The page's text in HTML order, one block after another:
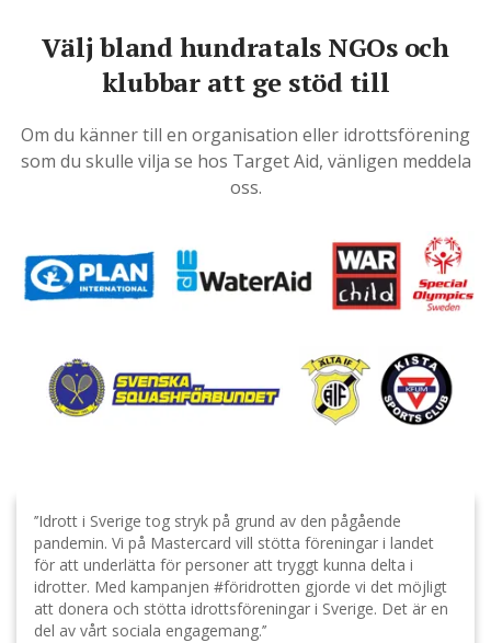
Välj bland hundratals NGOs och
klubbar att ge stöd till
Om du känner till en organisation eller idrottsförening
som du skulle vilja se hos Target Aid, vänligen meddela
oss.
’’Idrott i Sverige tog stryk på grund av den pågående
pandemin. Vi på Mastercard vill stötta föreningar i landet
för att underlätta för personer att tryggt kunna delta i
idrotter. Med kampanjen #föridrotten gjorde vi det möjligt
att donera och stötta idrottsföreningar i Sverige. Det är en
del av vårt sociala engagemang.’’